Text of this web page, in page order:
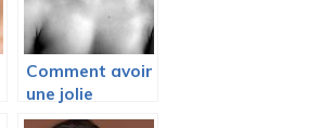
Comment avoir
une jolie
poitrine ?